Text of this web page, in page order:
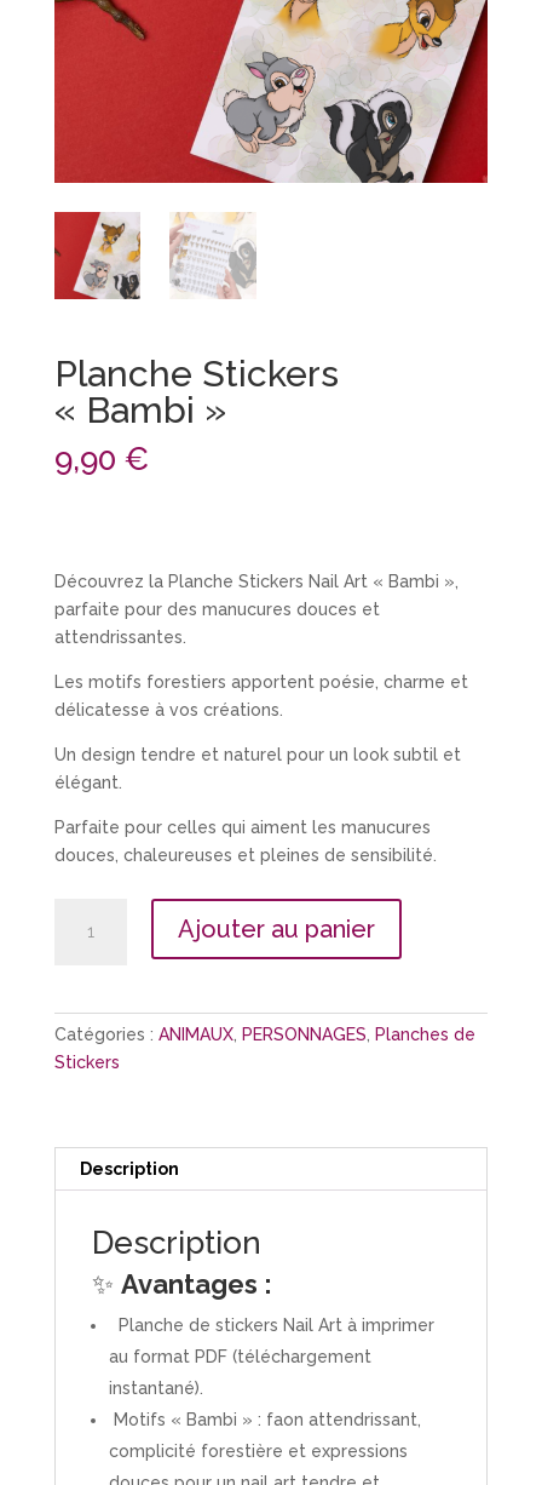
Planche Stickers
« Bambi »
9,90 €
Découvrez la Planche Stickers Nail Art « Bambi »,
parfaite pour des manucures douces et
attendrissantes.
Les motifs forestiers apportent poésie, charme et
délicatesse à vos créations.
Un design tendre et naturel pour un look subtil et
élégant.
Parfaite pour celles qui aiment les manucures
douces, chaleureuses et pleines de sensibilité.
Ajouter au panier
Catégories : ANIMAUX, PERSONNAGES
Planches de
Stickers
Description
Description
✨ Avantages :
Planche de stickers Nail Art à imprimer
au format PDF (téléchargement
instantané).
Motifs « Bambi » : faon attendrissant,
complicité forestière et expressions